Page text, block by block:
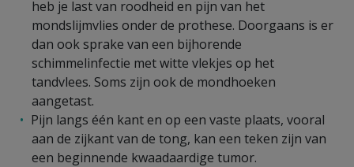
heb je last van roodheid en pijn van het
mondslijmvlies onder de prothese. Doorgaans is er
dan ook sprake van een bijhorende
schimmelinfectie met witte vlekjes op het
tandvlees. Soms zijn ook de mondhoeken
aangetast.
Pijn langs één kant en op een vaste plaats, vooral
aan de zijkant van de tong, kan een teken zijn van
een beginnende kwaadaardige tumor.